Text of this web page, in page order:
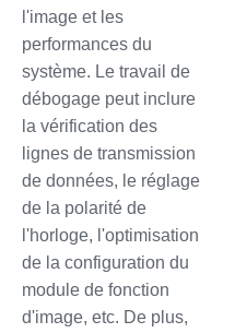
l'image et les
performances du
système. Le travail de
débogage peut inclure
la vérification des
lignes de transmission
de données, le réglage
de la polarité de
l'horloge, l'optimisation
de la configuration du
module de fonction
d'image, etc. De plus,